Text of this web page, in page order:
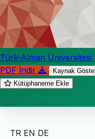
Türk-Alman
PDF İndir
Kaynak
Kütüphaneme Ekle
TR EN DE